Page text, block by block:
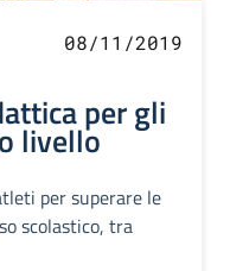
08/11/2019
per gli
livello
per superare le
scolastico, tra